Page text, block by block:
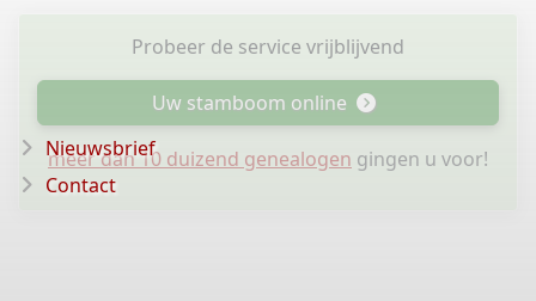
Probeer de service vrijblijvend
Uw stamboom online
meer dan 10 duizend genealogen gingen u voor!
Nieuwsbrief
Contact